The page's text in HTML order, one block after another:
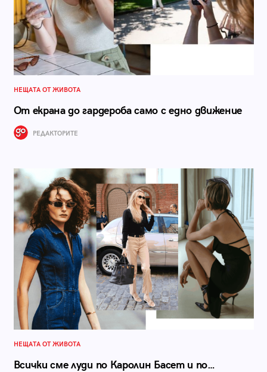
НЕЩАТА ОТ ЖИВОТА
От екрана до гардероба само с едно движение
РЕДАКТОРИТЕ
НЕЩАТА ОТ ЖИВОТА
Всички сме луди по Каролин Басет и по…